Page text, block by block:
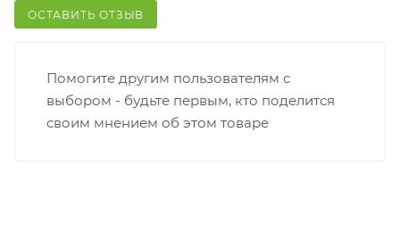
Вскрывать коробку самостоятельно вы можете
не должна превышать 100 000 р.
ОСТАВИТЬ ОТЗЫВ
Помогите другим пользователям с
выбором - будьте первым, кто поделится
своим мнением об этом товаре